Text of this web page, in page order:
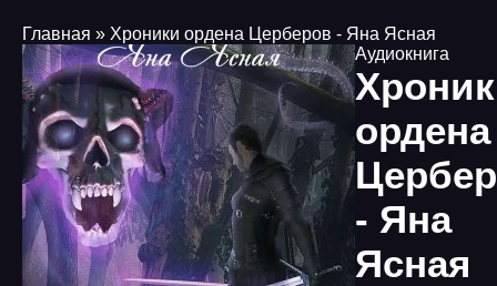
Главная » Хроники ордена Церберов - Яна Ясная
Аудиокнига
ордена
- Яна
Ясная